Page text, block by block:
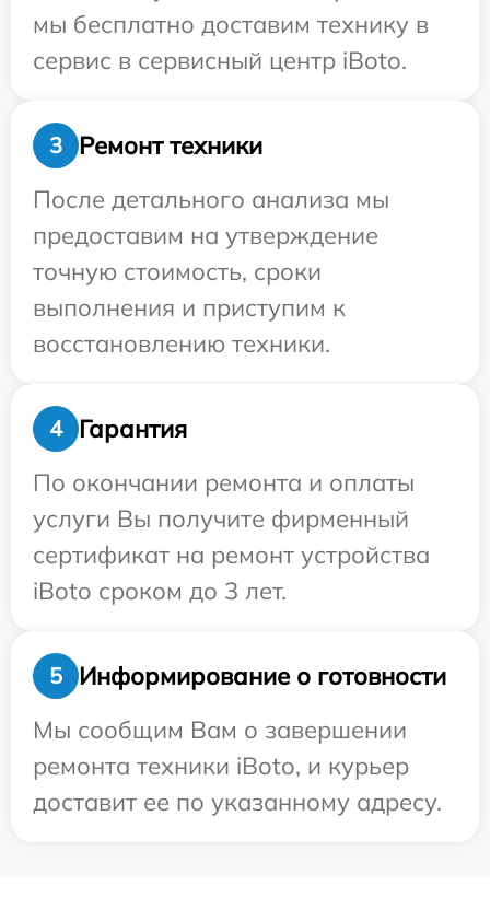
мы бесплатно доставим технику в
сервис в сервисный центр iBoto.
3
Ремонт техники
После детального анализа мы
предоставим на утверждение
точную стоимость, сроки
выполнения и приступим к
восстановлению техники.
4
Гарантия
По окончании ремонта и оплаты
услуги Вы получите фирменный
сертификат на ремонт устройства
iBoto сроком до 3 лет.
5
Информирование о готовности
Мы сообщим Вам о завершении
ремонта техники iBoto, и курьер
доставит ее по указанному адресу.